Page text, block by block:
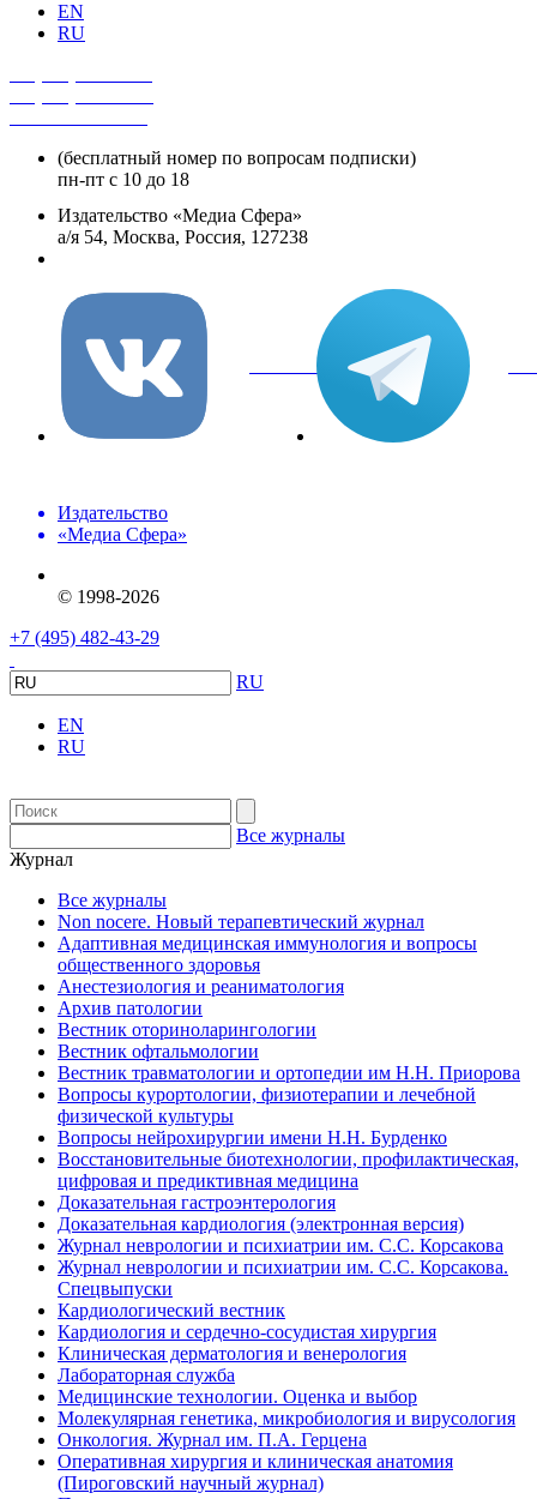
EN
RU
(бесплатный номер по вопросам подписки)
пн-пт с 10 до 18
Издательство «Медиа Сфера»
а/я 54, Москва, Россия, 127238
вКонтакте
Издательство
«Медиа Сфера»
© 1998-2026
+7 (495) 482-43-29
RU
EN
RU
Все журналы
Журнал
Все журналы
Non nocere. Новый терапевтический журнал
Адаптивная медицинская иммунология и вопросы
общественного здоровья
Анестезиология и реаниматология
Архив патологии
Вестник оториноларингологии
Вестник офтальмологии
Вестник травматологии и ортопедии им Н.Н. Приорова
Вопросы курортологии, физиотерапии и лечебной
физической культуры
Вопросы нейрохирургии имени Н.Н. Бурденко
Восстановительные биотехнологии, профилактическая,
цифровая и предиктивная медицина
Доказательная гастроэнтерология
Доказательная кардиология (электронная версия)
Журнал неврологии и психиатрии им. С.С. Корсакова
Журнал неврологии и психиатрии им. С.С. Корсакова.
Спецвыпуски
Кардиологический вестник
Кардиология и сердечно-сосудистая хирургия
Клиническая дерматология и венерология
Лабораторная служба
Медицинские технологии. Оценка и выбор
Молекулярная генетика, микробиология и вирусология
Онкология. Журнал им. П.А. Герцена
Оперативная хирургия и клиническая анатомия
(Пироговский научный журнал)